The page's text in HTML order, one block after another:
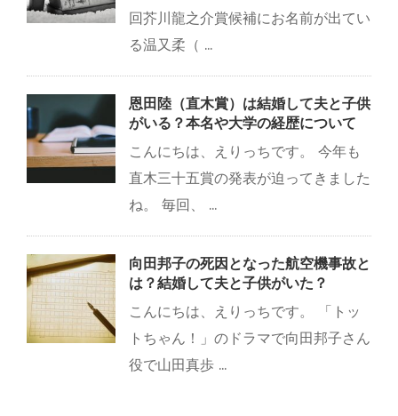
回芥川龍之介賞候補にお名前が出てい
る温又柔（ ...
恩田陸（直木賞）は結婚して夫と子供
がいる？本名や大学の経歴について
こんにちは、えりっちです。 今年も
直木三十五賞の発表が迫ってきました
ね。 毎回、 ...
向田邦子の死因となった航空機事故と
は？結婚して夫と子供がいた？
こんにちは、えりっちです。 「トッ
トちゃん！」のドラマで向田邦子さん
役で山田真歩 ...